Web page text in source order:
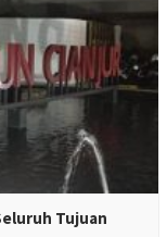
Tujuan